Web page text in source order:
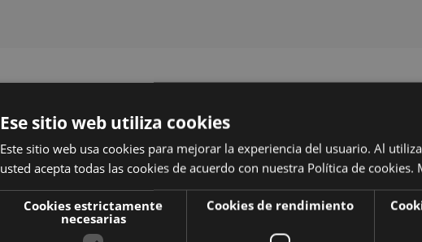
Ese sitio web utiliza cookies
Este sitio web usa cookies para mejorar la experiencia del usuario. Al
usted acepta todas las cookies de acuerdo con nuestra Política de cookies.
Cookies estrictamente
necesarias
Cookies de rendimiento